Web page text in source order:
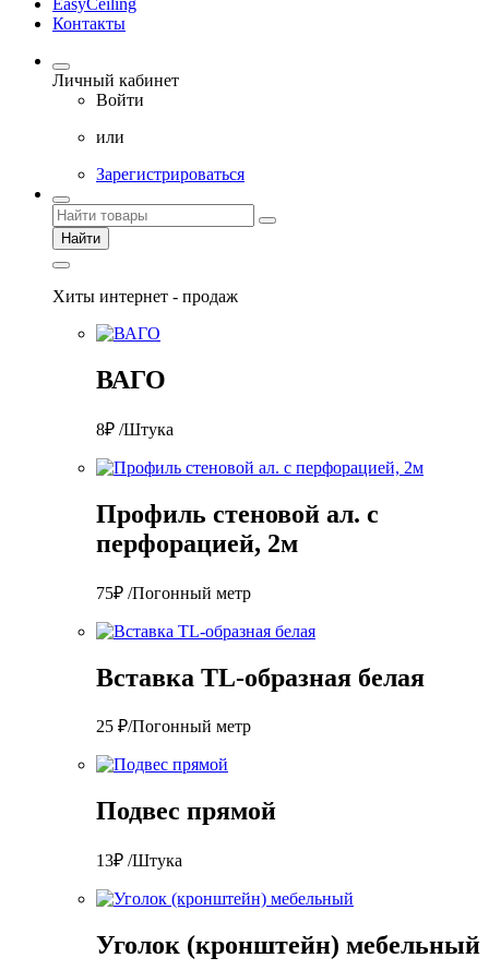
EasyCeiling
Контакты
Личный кабинет
Войти
или
Зарегистрироваться
Найти
Хиты интернет - продаж
ВАГО
8₽ /Штука
Профиль стеновой ал. с
перфорацией, 2м
75₽ /Погонный метр
Вставка TL-образная белая
25 ₽/Погонный метр
Подвес прямой
13₽ /Штука
Уголок (кронштейн) мебельный